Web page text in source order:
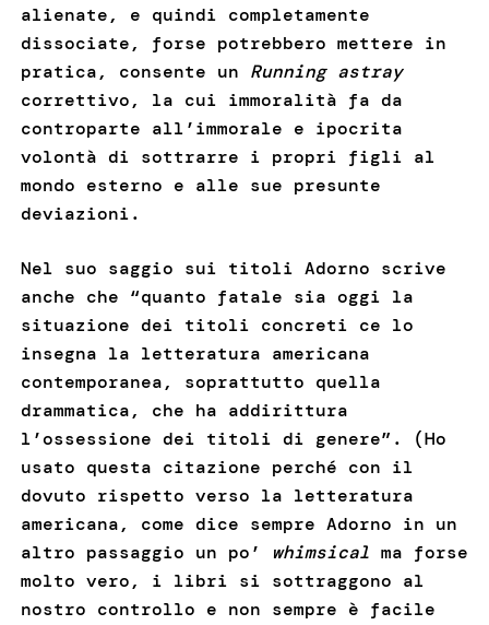
alienate, e quindi completamente
dissociate, forse potrebbero mettere in
pratica, consente un Running astray
correttivo, la cui immoralità fa da
controparte all’immorale e ipocrita
volontà di sottrarre i propri figli al
mondo esterno e alle sue presunte
deviazioni.
Nel suo saggio sui titoli Adorno scrive
anche che “quanto fatale sia oggi la
situazione dei titoli concreti ce lo
insegna la letteratura americana
contemporanea, soprattutto quella
drammatica, che ha addirittura
l’ossessione dei titoli di genere”. (Ho
usato questa citazione perché con il
dovuto rispetto verso la letteratura
americana, come dice sempre Adorno in un
altro passaggio un po’ whimsical ma forse
molto vero, i libri si sottraggono al
nostro controllo e non sempre è facile